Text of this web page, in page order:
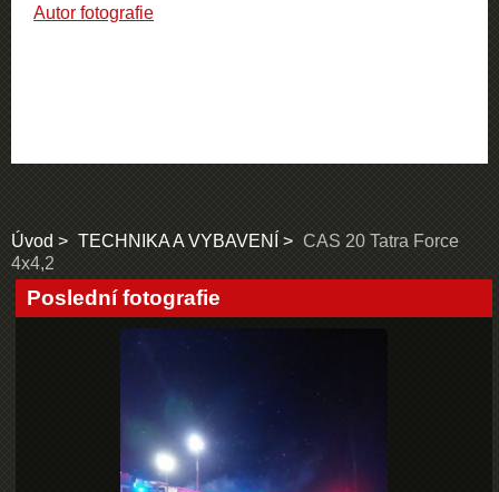
Autor fotografie
Úvod TECHNIKA A VYBAVENÍ
CAS 20 Tatra Force
4x4,2
Poslední fotografie